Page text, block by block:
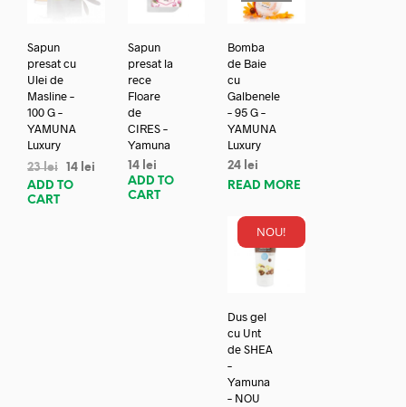
Sapun
presat cu
Ulei de
Masline –
100 G –
YAMUNA
Luxury
23lei 14 lei
ADD TO
CART
Sapun
presat la
rece
Floare
de
CIRES –
Yamuna
14 lei
ADD TO
CART
Bomba
de Baie
cu
Galbenele
– 95 G –
YAMUNA
Luxury
24 lei
READ MORE
NOU!
Dus gel
cu Unt
de SHEA
–
Yamuna
– NOU